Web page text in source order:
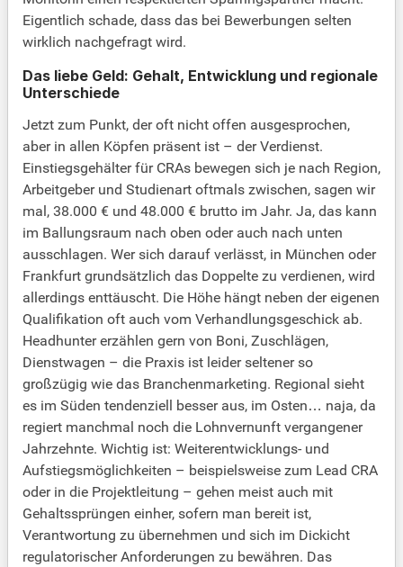
Eigentlich schade, dass das bei Bewerbungen selten
wirklich nachgefragt wird.
Das liebe Geld: Gehalt, Entwicklung und regionale
Unterschiede
Jetzt zum Punkt, der oft nicht offen ausgesprochen,
aber in allen Köpfen präsent ist – der Verdienst.
Einstiegsgehälter für CRAs bewegen sich je nach Region,
Arbeitgeber und Studienart oftmals zwischen, sagen wir
mal, 38.000 € und 48.000 € brutto im Jahr. Ja, das kann
im Ballungsraum nach oben oder auch nach unten
ausschlagen. Wer sich darauf verlässt, in München oder
Frankfurt grundsätzlich das Doppelte zu verdienen, wird
allerdings enttäuscht. Die Höhe hängt neben der eigenen
Qualifikation oft auch vom Verhandlungsgeschick ab.
Headhunter erzählen gern von Boni, Zuschlägen,
Dienstwagen – die Praxis ist leider seltener so
großzügig wie das Branchenmarketing. Regional sieht
es im Süden tendenziell besser aus, im Osten… naja, da
regiert manchmal noch die Lohnvernunft vergangener
Jahrzehnte. Wichtig ist: Weiterentwicklungs- und
Aufstiegsmöglichkeiten – beispielsweise zum Lead CRA
oder in die Projektleitung – gehen meist auch mit
Gehaltssprüngen einher, sofern man bereit ist,
Verantwortung zu übernehmen und sich im Dickicht
regulatorischer Anforderungen zu bewähren. Das